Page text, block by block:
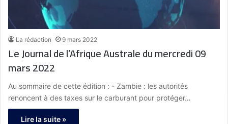
La rédaction 9 mars 2022
Le Journal de l’Afrique Australe du mercredi 09
mars 2022
Au sommaire de cette édition : - Zambie : les autorités
renoncent à des taxes sur le carburant pour protéger…
Lire la suite »